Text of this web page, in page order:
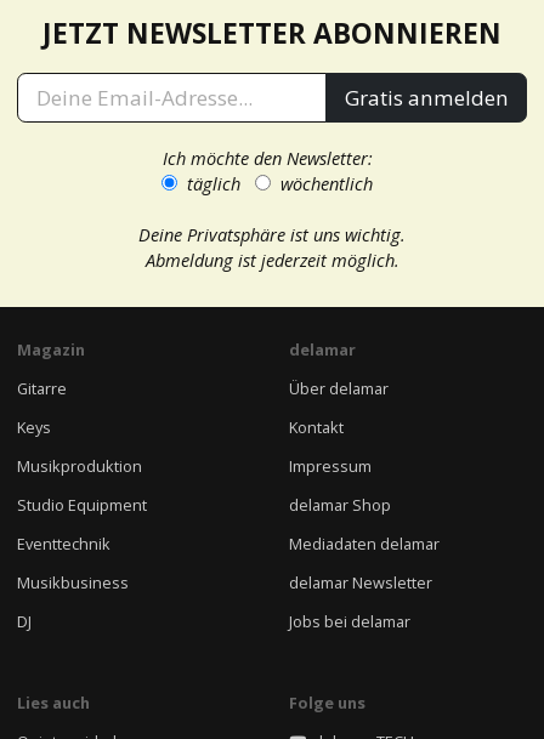
JETZT NEWSLETTER ABONNIEREN
Gratis anmelden
Ich möchte den Newsletter:
täglich
wöchentlich
Deine Privatsphäre ist uns wichtig.
Abmeldung ist jederzeit möglich.
Magazin
Gitarre
Keys
Musikproduktion
Studio Equipment
Eventtechnik
Musikbusiness
DJ
delamar
Über delamar
Kontakt
Impressum
delamar Shop
Mediadaten delamar
delamar Newsletter
Jobs bei delamar
Lies auch
Folge uns